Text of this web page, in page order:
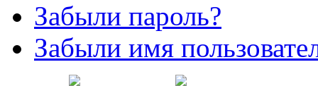
Забыли пароль?
Забыли имя